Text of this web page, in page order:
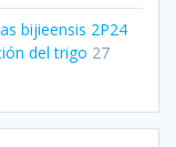
bijieensis 2P24
del trigo 27